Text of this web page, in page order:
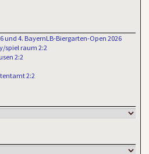
und 4. BayernLB-Biergarten-Open 2026
spiel raum 2:2
2:2
2:2